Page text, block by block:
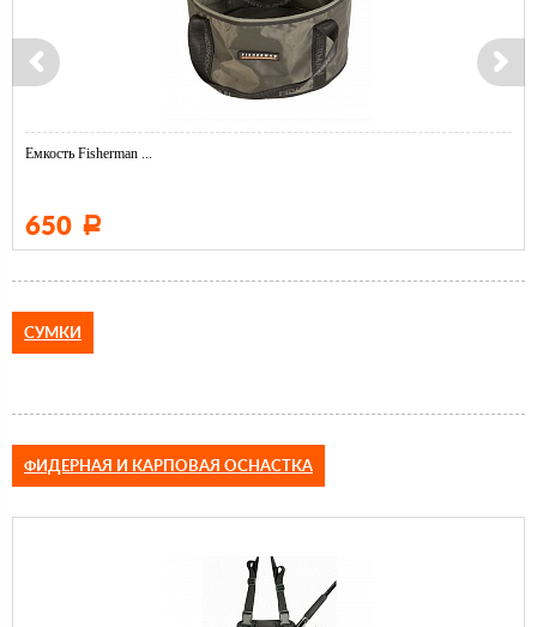
Емкость Fisherman ...
650 Р
СУМКИ
ФИДЕРНАЯ И КАРПОВАЯ ОСНАСТКА